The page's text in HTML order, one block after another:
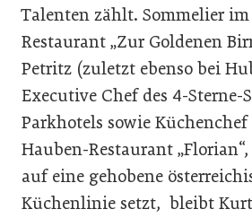
Talenten zählt. Sommelier
Restaurant „Zur Goldenen
Petritz (zuletzt ebenso bei
Executive Chef des 4-Sterne-
Parkhotels sowie
Hauben-Restaurant
auf eine gehobene
Küchenlinie setzt, bleibt